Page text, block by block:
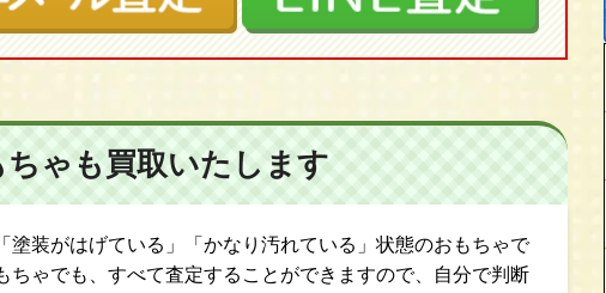
ちゃも買取いたします
塗装がはげている」「かなり汚れている」状態のおもちゃで
ちゃでも、すべて査定することができますので、自分で判断